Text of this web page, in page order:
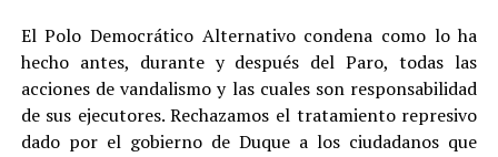
El Polo Democrático Alternativo condena como lo ha
hecho antes, durante y después del Paro, todas las
acciones de vandalismo y las cuales son responsabilidad
de sus ejecutores. Rechazamos el tratamiento represivo
dado por el gobierno de Duque a los ciudadanos que